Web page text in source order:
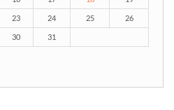
23 24 25 26
30 31